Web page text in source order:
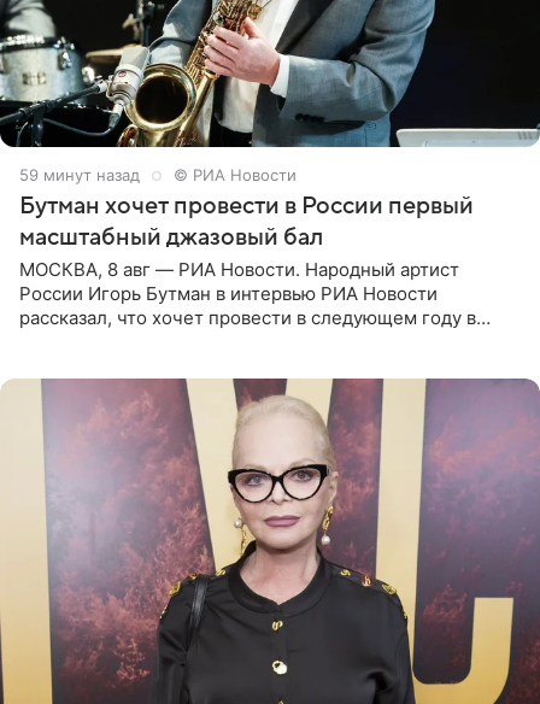
59 минут назад © РИА Новости
Бутман хочет провести в России первый
масштабный джазовый бал
МОСКВА, 8 авг — РИА Новости. Народный артист
России Игорь Бутман в интервью РИА Новости
рассказал, что хочет провести в следующем году в